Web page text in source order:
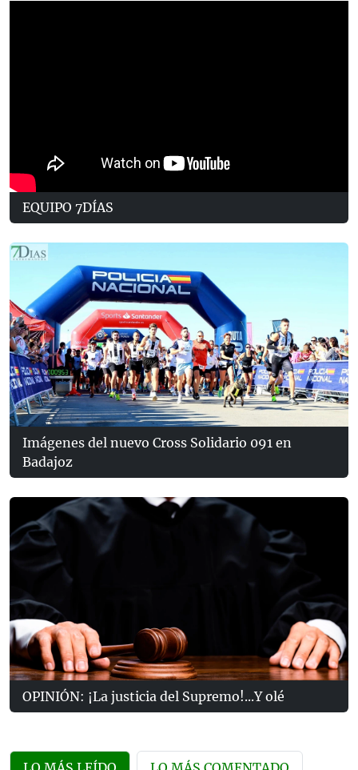
EQUIPO 7DÍAS
Imágenes del nuevo Cross Solidario 091 en
Badajoz
OPINIÓN: ¡La justicia del Supremo!...Y olé